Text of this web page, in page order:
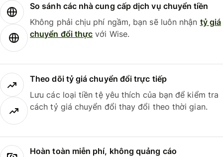
So sánh các nhà cung cấp dịch vụ chuyển tiền
Không phải chịu phí ngầm, bạn sẽ luôn nhận tỷ giá
chuyển đổi thực với Wise.
Theo dõi tỷ giá chuyển đổi trực tiếp
Lưu các loại tiền tệ yêu thích của bạn để kiểm tra
cách tỷ giá chuyển đổi thay đổi theo thời gian.
Hoàn toàn miễn phí, không quảng cáo